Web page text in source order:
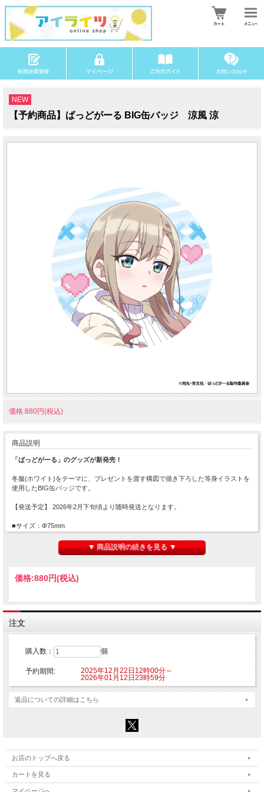
NEW
【予約商品】ばっどがーる BIG缶バッジ 涼風 涼
価格:880円(税込)
商品説明
「ばっどがーる」のグッズが新発売！
冬服(ホワイト)をテーマに、プレゼントを渡す構図で描き下ろした等身イラストを
使用したBIG缶バッジです。
【発送予定】 2026年2月下旬頃より随時発送となります。
■サイズ：Φ75mm
■素材：ブリキ
【ご注意】
※こちらの商品はご注文時にクレジットカード決済承認（課金）を行います。予め
ご了承ください。
※他の商品を一緒にご購入した場合もご注文時にカード決済承認（課金）を行いま
※受注生産商品のため、お申込み後のキャンセルはできません。予めご了承くださ
い。
※他商品と一緒に購入した場合、予約商品と一緒に発送となります。
▼ 商品説明の続きを見る ▼
価格:880円(税込)
注文
購入数： 個
予約期間:
2025年12月22日12時00分～
2026年01月12日23時59分
返品についての詳細はこちら
お店のトップへ戻る
カートを見る